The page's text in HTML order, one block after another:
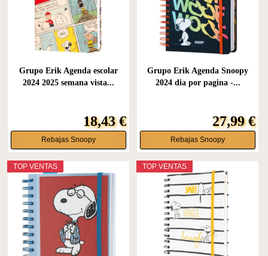
Grupo Erik Agenda escolar
2024 2025 semana vista...
18,43 €
Rebajas Snoopy
Grupo Erik Agenda Snoopy
2024 dia por pagina -...
27,99 €
Rebajas Snoopy
TOP VENTAS TOP VENTAS